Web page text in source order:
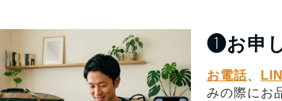
❶お申
お電話
みの際にお